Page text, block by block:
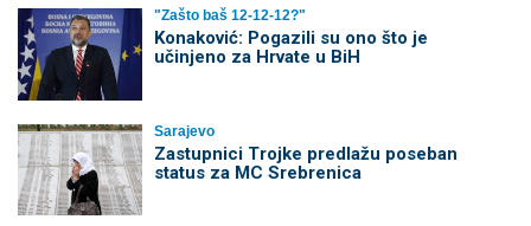
"Zašto baš 12-12-12?"
Konaković: Pogazili su ono što je
učinjeno za Hrvate u BiH
Sarajevo
Zastupnici Trojke predlažu poseban
status za MC Srebrenica